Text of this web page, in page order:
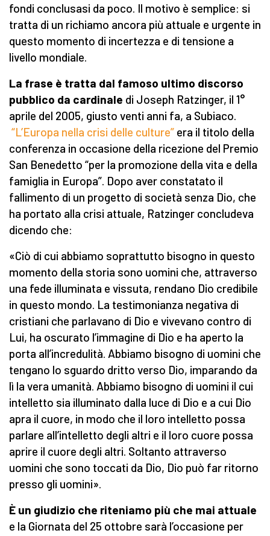
fondi conclusasi da poco. Il motivo è semplice: si
tratta di un richiamo ancora più attuale e urgente in
questo momento di incertezza e di tensione a
livello mondiale.
La frase è tratta dal famoso ultimo discorso
pubblico da cardinale di Joseph Ratzinger, il 1°
aprile del 2005, giusto venti anni fa, a Subiaco.
“L’Europa nella crisi delle culture” era il titolo della
conferenza in occasione della ricezione del Premio
San Benedetto “per la promozione della vita e della
famiglia in Europa”. Dopo aver constatato il
fallimento di un progetto di società senza Dio, che
ha portato alla crisi attuale, Ratzinger concludeva
dicendo che:
«Ciò di cui abbiamo soprattutto bisogno in questo
momento della storia sono uomini che, attraverso
una fede illuminata e vissuta, rendano Dio credibile
in questo mondo. La testimonianza negativa di
cristiani che parlavano di Dio e vivevano contro di
Lui, ha oscurato l’immagine di Dio e ha aperto la
porta all’incredulità. Abbiamo bisogno di uomini che
tengano lo sguardo dritto verso Dio, imparando da
lì la vera umanità. Abbiamo bisogno di uomini il cui
intelletto sia illuminato dalla luce di Dio e a cui Dio
apra il cuore, in modo che il loro intelletto possa
parlare all’intelletto degli altri e il loro cuore possa
aprire il cuore degli altri. Soltanto attraverso
uomini che sono toccati da Dio, Dio può far ritorno
presso gli uomini».
È un giudizio che riteniamo più che mai attuale
e la Giornata del 25 ottobre sarà l’occasione per